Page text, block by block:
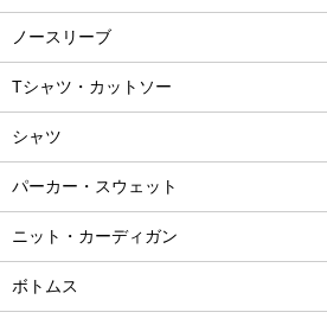
ノースリーブ
Tシャツ・カットソー
シャツ
パーカー・スウェット
ニット・カーディガン
ボトムス